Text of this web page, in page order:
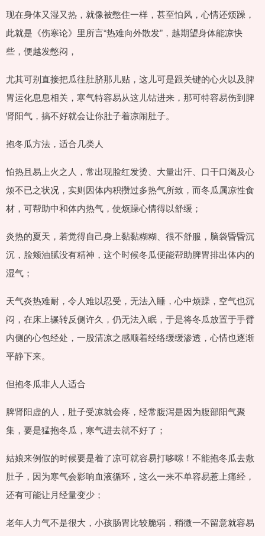
现在身体又湿又热，就像被憋住一样，甚至怕风，心情还烦躁，
此就是《伤寒论》里所言“热难向外散发”，越期望身体能凉快
些，便越发憋闷，
尤其可别直接把瓜往肚脐那儿贴，这儿可是跟关键的心火以及脾
胃运化息息相关，寒气特容易从这儿钻进来，那可特容易伤到脾
肾阳气，搞不好就会让你肚子着凉闹肚子。
抱冬瓜方法，适合几类人
怕热且易上火之人，常出现脸红发烫、大量出汗、口干口渴及心
烦不已之状况，实则因体内积攒过多热气所致，而冬瓜属凉性食
材，可帮助中和体内热气，使烦躁心情得以舒缓；
炎热的夏天，若觉得自己身上黏黏糊糊、很不舒服，脑袋昏昏沉
沉，脸颊油腻没有精神，这个时候冬瓜便能帮助脾胃排出体内的
湿气；
天气炎热难耐，令人难以忍受，无法入睡，心中烦躁，空气也沉
闷，在床上辗转反侧许久，仍无法入眠，于是将冬瓜放置于手臂
内侧的心包经处，一股清凉之感顺着经络缓缓渗透，心情也逐渐
平静下来。
但抱冬瓜非人人适合
脾肾阳虚的人，肚子受凉就会疼，经常腹泻是因为腹部阳气聚
集，要是猛抱冬瓜，寒气进去就不好了；
姑娘来例假的时候要是着了凉可就容易打哆嗦！不能抱冬瓜去敷
肚子，因为寒气会影响血液循环，这么一来不单容易惹上痛经，
还有可能让月经量变少；
老年人力气不是很大，小孩肠胃比较脆弱，稍微一不留意就容易